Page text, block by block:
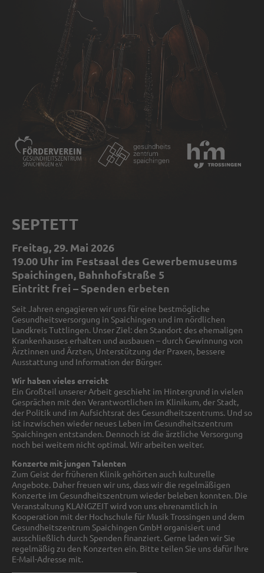
SEPTETT
Freitag, 29. Mai 2026
19.00 Uhr im Festsaal des Gewerbemuseums
Spaichingen, Bahnhofstraße 5
Eintritt frei – Spenden erbeten
Seit Jahren engagieren wir uns für eine bestmögliche
Gesundheitsversorgung in Spaichingen und im nördlichen
Landkreis Tuttlingen. Unser Ziel: den Standort des ehemaligen
Krankenhauses erhalten und ausbauen – durch Gewinnung von
Ärztinnen und Ärzten, Unterstützung der Praxen, bessere
Ausstattung und Information der Bürger.
Wir haben vieles erreicht
Ein Großteil unserer Arbeit geschieht im Hintergrund in vielen
Gesprächen mit den Verantwortlichen im Klinikum, der Stadt,
der Politik und im Aufsichtsrat des Gesundheitszentrums. Und so
ist inzwischen wieder neues Leben im Gesundheitszentrum
Spaichingen entstanden. Dennoch ist die ärztliche Versorgung
noch bei weitem nicht optimal. Wir arbeiten weiter.
Konzerte mit jungen Talenten
Zum Geist der früheren Klinik gehörten auch kulturelle
Angebote. Daher freuen wir uns, dass wir die regelmäßigen
Konzerte im Gesundheitszentrum wieder beleben konnten. Die
Veranstaltung KLANGZEIT wird von uns ehrenamtlich in
Kooperation mit der Hochschule für Musik Trossingen und dem
Gesundheitszentrum Spaichingen GmbH organisiert und
ausschließlich durch Spenden finanziert. Gerne laden wir Sie
regelmäßig zu den Konzerten ein. Bitte teilen Sie uns dafür Ihre
E-Mail-Adresse mit.